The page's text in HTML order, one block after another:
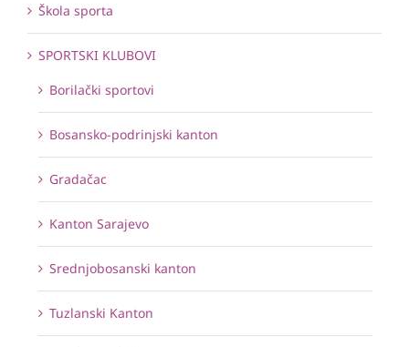
Škola sporta
SPORTSKI KLUBOVI
Borilački sportovi
Bosansko-podrinjski kanton
Gradačac
Kanton Sarajevo
Srednjobosanski kanton
Tuzlanski Kanton